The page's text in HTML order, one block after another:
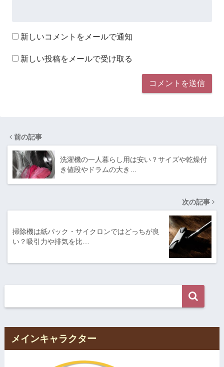
新しいコメントをメールで通知
新しい投稿をメールで受け取る
前の記事
洗濯機の一人暮らし用は安い？サイズや乾燥付
き値段やドラムの大き…
次の記事
掃除機は紙パック・サイクロンではどっちが良
い？吸引力や排気を比…
メインキャラクター